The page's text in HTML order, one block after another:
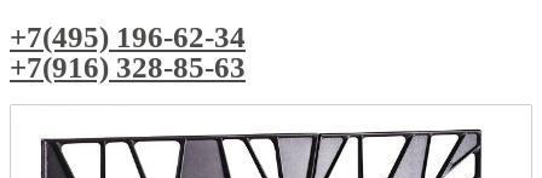
+7(495) 196-62-34
+7(916) 328-85-63